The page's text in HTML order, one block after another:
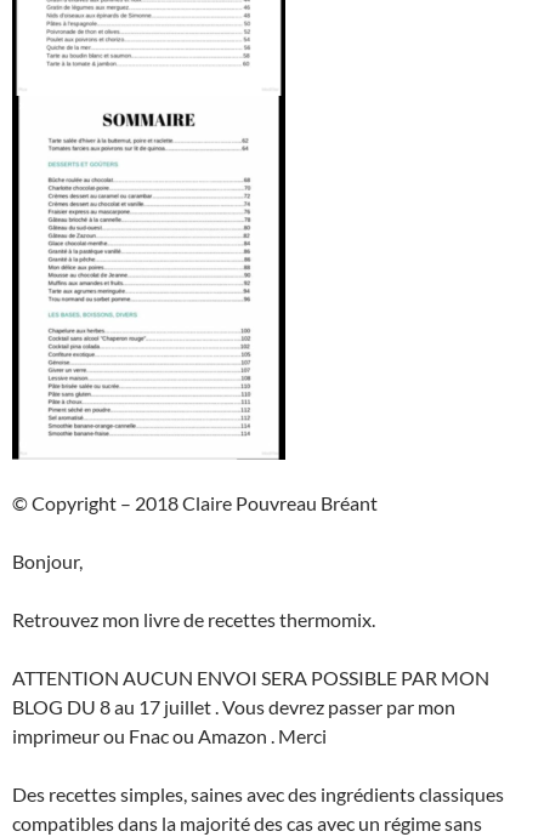
© Copyright – 2018 Claire Pouvreau Bréant
Bonjour,
Retrouvez mon livre de recettes thermomix.
ATTENTION AUCUN ENVOI SERA POSSIBLE PAR MON
BLOG DU 8 au 17 juillet . Vous devrez passer par mon
imprimeur ou Fnac ou Amazon . Merci
Des recettes simples, saines avec des ingrédients classiques
compatibles dans la majorité des cas avec un régime sans